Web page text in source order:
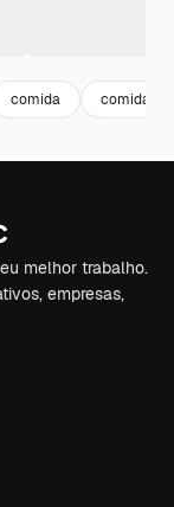
comida comida
melhor trabalho.
empresas,